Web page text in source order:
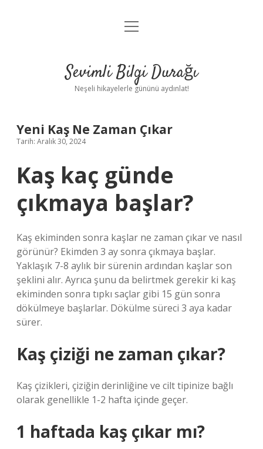
Anasayfa
Yasal Uyarı
menüyü
Sevimli Bilgi Durağı
Neşeli hikayelerle gününü aydınlat!
Yeni Kaş Ne Zaman Çıkar
Tarih: Aralık 30, 2024
Kaş kaç günde
çıkmaya başlar?
Kaş ekiminden sonra kaşlar ne zaman çıkar ve nasıl
görünür? Ekimden 3 ay sonra çıkmaya başlar.
Yaklaşık 7-8 aylık bir sürenin ardından kaşlar son
şeklini alır. Ayrıca şunu da belirtmek gerekir ki kaş
ekiminden sonra tıpkı saçlar gibi 15 gün sonra
dökülmeye başlarlar. Dökülme süreci 3 aya kadar
sürer.
Kaş çiziği ne zaman çıkar?
Kaş çizikleri, çiziğin derinliğine ve cilt tipinize bağlı
olarak genellikle 1-2 hafta içinde geçer.
1 haftada kaş çıkar mı?